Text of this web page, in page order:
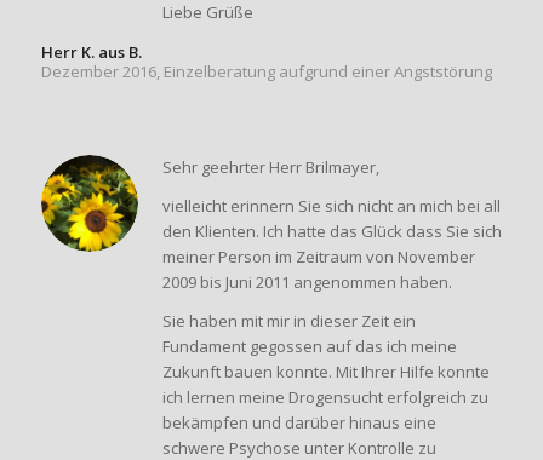
Liebe Grüße
Herr K. aus B.
Dezember 2016, Einzelberatung aufgrund einer Angststörung
Sehr geehrter Herr Brilmayer,
vielleicht erinnern Sie sich nicht an mich bei all
den Klienten. Ich hatte das Glück dass Sie sich
meiner Person im Zeitraum von November
2009 bis Juni 2011 angenommen haben.
Sie haben mit mir in dieser Zeit ein
Fundament gegossen auf das ich meine
Zukunft bauen konnte. Mit Ihrer Hilfe konnte
ich lernen meine Drogensucht erfolgreich zu
bekämpfen und darüber hinaus eine
schwere Psychose unter Kontrolle zu